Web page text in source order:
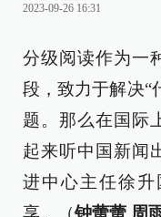
2023-09-26 16:31
分级阅读作为一
段，致力于解决“
题。那么在国际
起来听中国新闻
进中心主任徐
享。（钟蕾蕾 周